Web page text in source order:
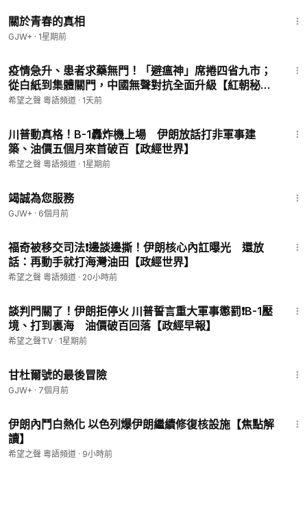
關於青春的真相
GJW+ · 1星期前
疫情急升、患者求藥無門！「避瘟神」席捲四省九市；
從白紙到集體關門，中國無聲對抗全面升級【紅朝秘
聞】
希望之聲 粵語頻道 · 1天前
川普動真格！B-1轟炸機上場 伊朗放話打非軍事建
築、油價五個月來首破百【政經世界】
希望之聲 粵語頻道 · 1星期前
竭誠為您服務
GJW+ · 6個月前
福奇被移交司法❗️邊談邊撕！伊朗核心內訌曝光 還放
話：再動手就打海灣油田【政經世界】
希望之聲 粵語頻道 · 20小時前
談判門關了！伊朗拒停火 川普誓言重大軍事懲罰❗️B-1壓
境、打到裏海 油價破百回落【政經早報】
希望之聲TV · 1星期前
甘杜爾號的最後冒險
GJW+ · 7個月前
伊朗內鬥白熱化 以色列爆伊朗繼續修復核設施【焦點解
讀】
希望之聲 粵語頻道 · 9小時前